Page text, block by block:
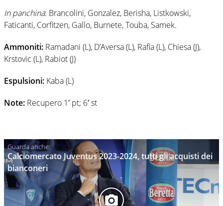
In panchina: Brancolini, Gonzalez, Berisha, Listkowski,
Faticanti, Corfitzen, Gallo, Burnete, Touba, Samek.
Ammoniti: Ramadani (L), D’Aversa (L), Rafia (L), Chiesa (J),
Krstovic (L), Rabiot (J)
Espulsioni: Kaba (L)
Note: Recupero 1′ pt; 6′ st
Calciomercato Juventus 2023-2024, tutti gli acquisti dei
bianconeri